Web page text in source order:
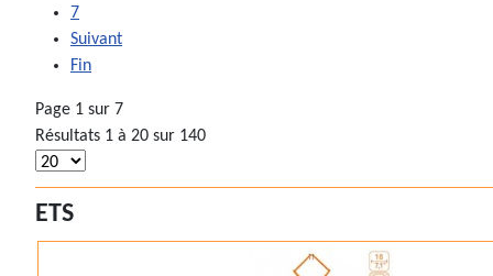
7
Suivant
Fin
Page 1 sur 7
Résultats 1 à 20 sur 140
ETS